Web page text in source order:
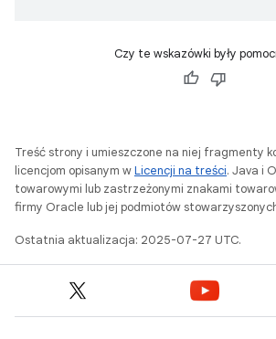
Czy te wskazówki były
Treść strony i umieszczone na niej fragmenty
licencjom opisanym wLicencji na treści. Java i
towarowymi lub zastrzeżonymi znakami
firmy Oracle lub jej podmiotów
Ostatnia aktualizacja: 2025-07-27 UTC.